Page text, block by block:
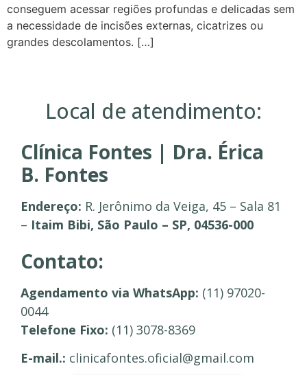
conseguem acessar regiões profundas e delicadas sem
a necessidade de incisões externas, cicatrizes ou
grandes descolamentos. […]
Local de atendimento:
Clínica Fontes | Dra. Érica
B. Fontes
Endereço: R. Jerônimo da Veiga, 45 – Sala 81
– Itaim Bibi, São Paulo – SP, 04536-000
Contato:
Agendamento via WhatsApp: (11) 97020-
0044
Telefone Fixo: (11) 3078-8369
E-mail.: clinicafontes.oficial@gmail.com